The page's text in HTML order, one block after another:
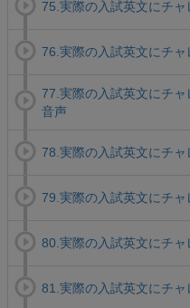
75.実際の入試英文にチ
76.実際の入試英文にチ
77.実際の入試英文にチ
音声
78.実際の入試英文にチ
79.実際の入試英文にチ
80.実際の入試英文にチ
81.実際の入試英文にチ